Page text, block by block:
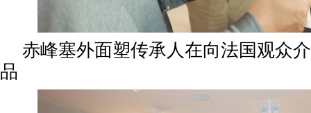
赤峰塞外面塑传承人在向法国观众
品